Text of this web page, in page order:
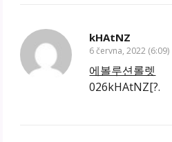
kHAtNZ
6 června, 2022 (6:09)
에볼루션롤렛
026kHAtNZ[?.